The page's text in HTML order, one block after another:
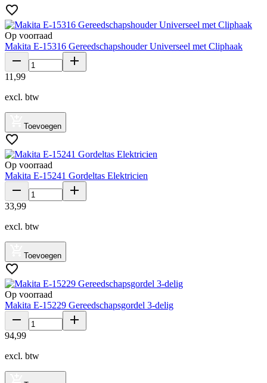
Op voorraad
Makita E-15316 Gereedschapshouder Universeel met Cliphaak
11 ,99
excl. btw
Toevoegen
Op voorraad
Makita E-15241 Gordeltas Elektricien
33,99
excl. btw
Toevoegen
Op voorraad
Makita E-15229 Gereedschapsgordel 3-delig
94,99
excl. btw